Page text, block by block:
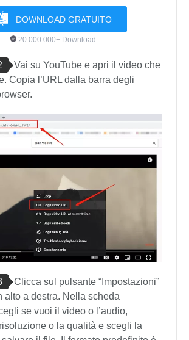
DOWNLOAD GRATUITO
20.000.000+ Download
Vai su YouTube e apri il video che
Copia l’URL dalla barra degli
Clicca sul pulsante “Impostazioni”
alto a destra. Nella scheda
se vuoi il video o l’audio,
o la qualità e scegli la